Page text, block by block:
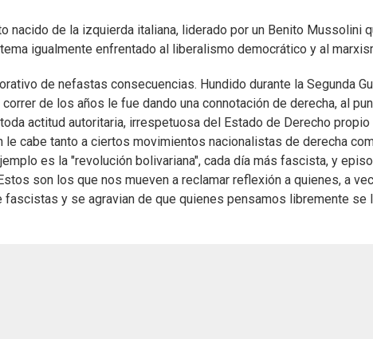
nacido de la izquierda italiana, liderado por un Benito Mussolini
igualmente enfrentado al liberalismo democrático y al
de nefastas consecuencias. Hundido durante la Segunda
de los años le fue dando una connotación de derecha, al
actitud autoritaria, irrespetuosa del Estado de Derecho propio
le cabe tanto a ciertos movimientos nacionalistas de derecha
es la "revolución bolivariana", cada día más fascista, y
son los que nos mueven a reclamar reflexión a quienes, a
y se agravian de que quienes pensamos libremente se